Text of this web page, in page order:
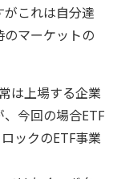
これは自分達
マーケットの
は上場する企業
今回の場合ETF
ックのETF事業